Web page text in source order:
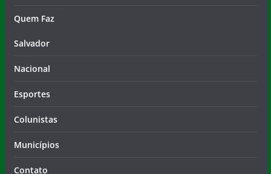
Quem Faz
Salvador
Nacional
Esportes
Colunistas
Municípios
Contato